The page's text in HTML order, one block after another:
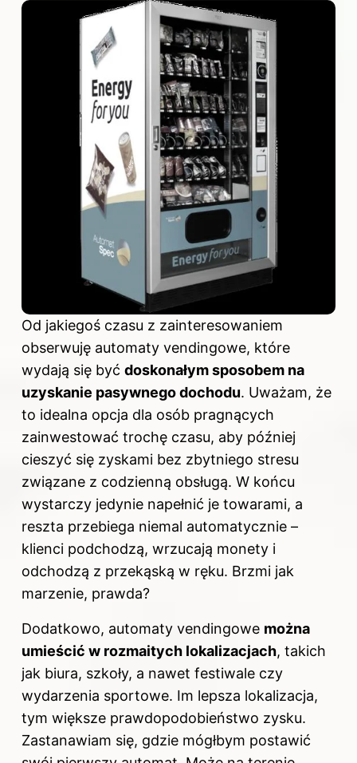
Od jakiegoś czasu z zainteresowaniem
obserwuję automaty vendingowe, które
wydają się być doskonałym sposobem na
uzyskanie pasywnego dochodu. Uważam, że
to idealna opcja dla osób pragnących
zainwestować trochę czasu, aby później
cieszyć się zyskami bez zbytniego stresu
związane z codzienną obsługą. W końcu
wystarczy jedynie napełnić je towarami, a
reszta przebiega niemal automatycznie –
klienci podchodzą, wrzucają monety i
odchodzą z przekąską w ręku. Brzmi jak
marzenie, prawda?
Dodatkowo, automaty vendingowe można
umieścić w rozmaitych lokalizacjach, takich
jak biura, szkoły, a nawet festiwale czy
wydarzenia sportowe. Im lepsza lokalizacja,
tym większe prawdopodobieństwo zysku.
Zastanawiam się, gdzie mógłbym postawić